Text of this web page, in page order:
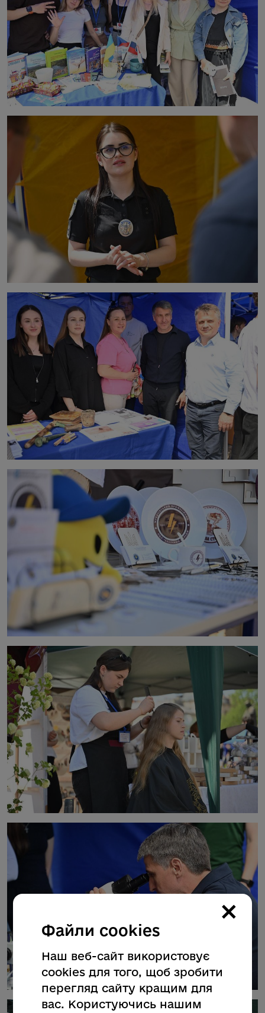
×
Файли cookies
Наш веб-сайт використовує
cookies для того, щоб зробити
перегляд сайту кращим для
вас. Користуючись нашим